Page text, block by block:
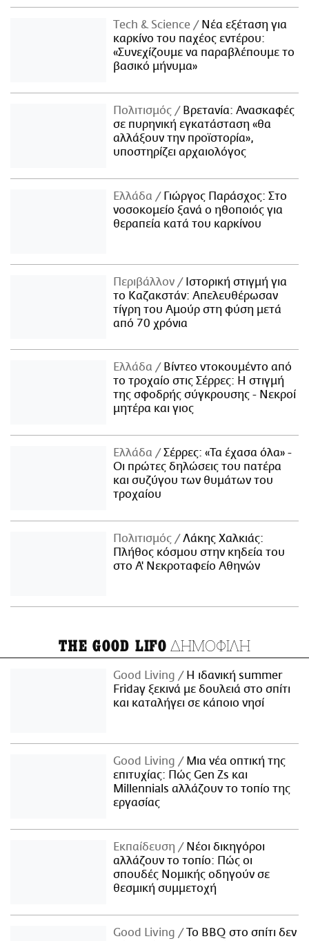
Τech & Science
Νέα εξέταση για
καρκίνο του παχέος εντέρου:
«Συνεχίζουμε να παραβλέπουμε το
βασικό μήνυμα»
Πολιτισμός
Βρετανία: Ανασκαφές
σε πυρηνική εγκατάσταση «θα
αλλάξουν την προϊστορία»,
υποστηρίζει αρχαιολόγος
Ελλάδα
Γιώργος Παράσχος: Στο
νοσοκομείο ξανά ο ηθοποιός για
θεραπεία κατά του καρκίνου
Περιβάλλον
Ιστορική στιγμή για
το Καζακστάν: Απελευθέρωσαν
τίγρη του Αμούρ στη φύση μετά
από 70 χρόνια
Ελλάδα
Βίντεο ντοκουμέντο από
το τροχαίο στις Σέρρες: Η στιγμή
της σφοδρής σύγκρουσης - Νεκροί
μητέρα και γιος
Ελλάδα
Σέρρες: «Τα έχασα όλα» -
Οι πρώτες δηλώσεις του πατέρα
και συζύγου των θυμάτων του
τροχαίου
Πολιτισμός
Λάκης Χαλκιάς:
Πλήθος κόσμου στην κηδεία του
στο Α' Νεκροταφείο Αθηνών
THE GOOD LIFO ΔΗΜΟΦΙΛΗ
Good Living
Η ιδανική summer
Friday ξεκινά με δουλειά στο σπίτι
και καταλήγει σε κάποιο νησί
Good Living
Μια νέα οπτική της
επιτυχίας: Πώς Gen Zs και
Millennials αλλάζουν το τοπίο της
εργασίας
Εκπαίδευση
Νέοι δικηγόροι
αλλάζουν το τοπίο: Πώς οι
σπουδές Νομικής οδηγούν σε
θεσμική συμμετοχή
Good Living
Το BBQ στο σπίτι δεν